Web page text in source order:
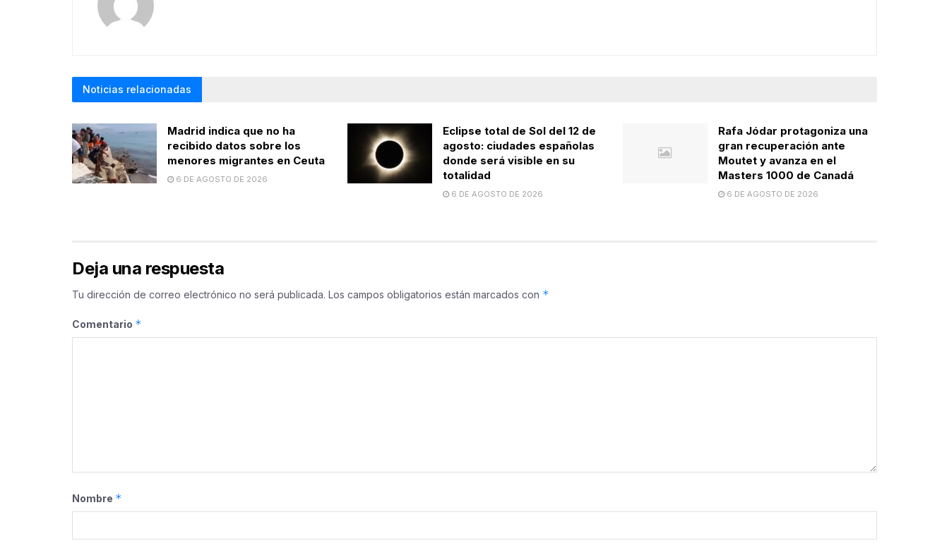
Noticias relacionadas
Madrid indica que no ha
recibido datos sobre los
menores migrantes en Ceuta
6 DE AGOSTO DE 2026
Eclipse total de Sol del 12 de
agosto: ciudades españolas
donde será visible en su
totalidad
6 DE AGOSTO DE 2026
Rafa Jódar protagoniza una
gran recuperación ante
Moutet y avanza en el
Masters 1000 de Canadá
6 DE AGOSTO DE 2026
Deja una respuesta
Tu dirección de correo electrónico no será publicada. Los campos obligatorios están marcados con *
Comentario *
Nombre *